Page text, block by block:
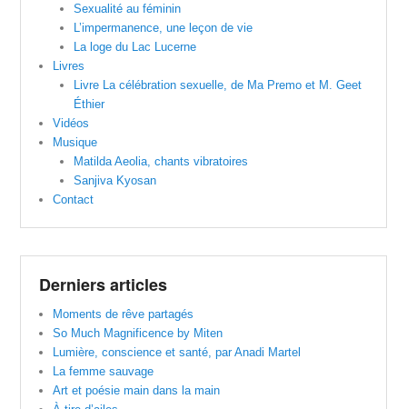
Sexualité au féminin
L’impermanence, une leçon de vie
La loge du Lac Lucerne
Livres
Livre La célébration sexuelle, de Ma Premo et M. Geet
Éthier
Vidéos
Musique
Matilda Aeolia, chants vibratoires
Sanjiva Kyosan
Contact
Derniers articles
Moments de rêve partagés
So Much Magnificence by Miten
Lumière, conscience et santé, par Anadi Martel
La femme sauvage
Art et poésie main dans la main